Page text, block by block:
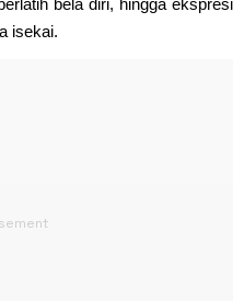
isekai.